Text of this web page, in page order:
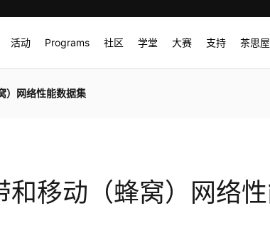
活动 Programs 社区 学堂 大赛 支持 茶思屋
）网络性能数据集
和移动（蜂窝）网络